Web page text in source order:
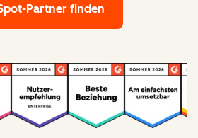
Partner finden